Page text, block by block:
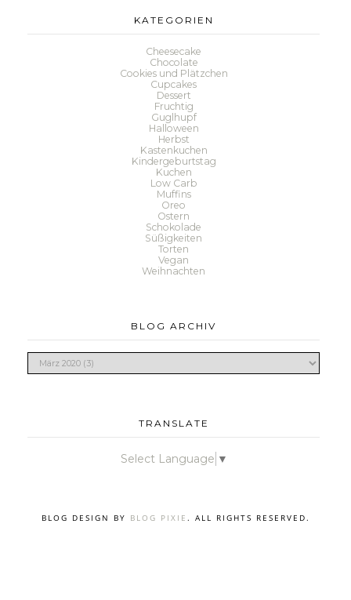
KATEGORIEN
Cheesecake
Chocolate
Cookies und Plätzchen
Cupcakes
Dessert
Fruchtig
Guglhupf
Halloween
Herbst
Kastenkuchen
Kindergeburtstag
Kuchen
Low Carb
Muffins
Oreo
Ostern
Schokolade
Süßigkeiten
Torten
Vegan
Weihnachten
BLOG ARCHIV
TRANSLATE
Select Language ▼
BLOG DESIGN BY BLOG PIXIE . ALL RIGHTS RESERVED.